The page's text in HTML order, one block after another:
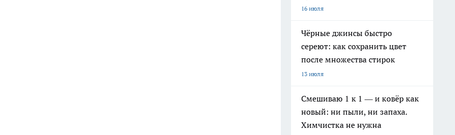
16 июля
Чёрные джинсы быстро
сереют: как сохранить цвет
после множества стирок
13 июля
Смешиваю 1 к 1 — и ковёр как
новый: ни пыли, ни запаха.
Химчистка не нужна